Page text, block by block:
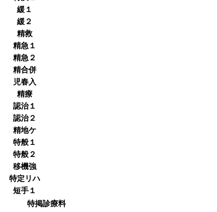
緩１
緩２
精救
精急１
精急２
精合併
児春入
精療
認治１
認治２
精地ケ
特般１
特般２
移機強
特定リハ
短手１
特掲診療料